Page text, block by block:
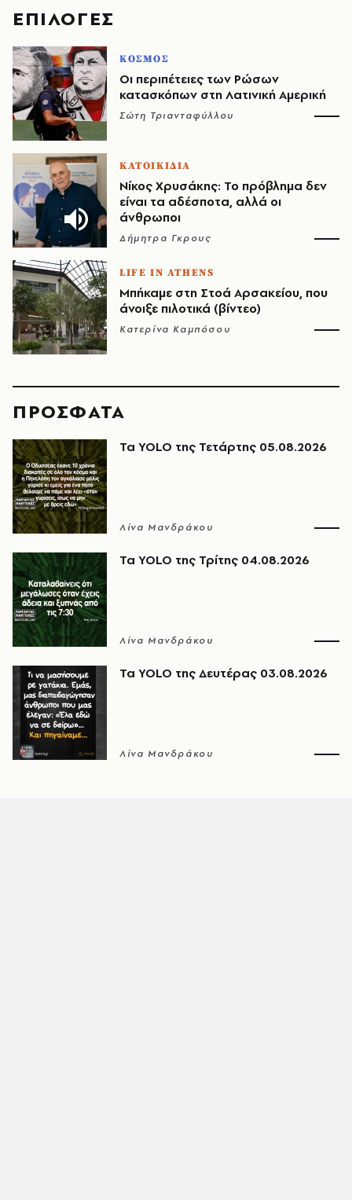
EΠΙΛΟΓΈΣ
ΚΟΣΜΟΣ
Οι περιπέτειες των Ρώσων
κατασκόπων στη Λατινική Αμερική
Σώτη Τριανταφύλλου
ΚΑΤΟΙΚΙΔΙΑ
Νίκος Χρυσάκης: Το πρόβλημα δεν
είναι τα αδέσποτα, αλλά οι
άνθρωποι
Δήμητρα Γκρους
LIFE IN ATHENS
Μπήκαμε στη Στοά Αρσακείου, που
άνοιξε πιλοτικά (βίντεο)
Κατερίνα Καμπόσου
ΠΡΟΣΦΑΤΑ
Τα YOLO της Τετάρτης 05.08.2026
Λίνα Μανδράκου
Τα YOLO της Τρίτης 04.08.2026
Λίνα Μανδράκου
Τα YOLO της Δευτέρας 03.08.2026
Λίνα Μανδράκου